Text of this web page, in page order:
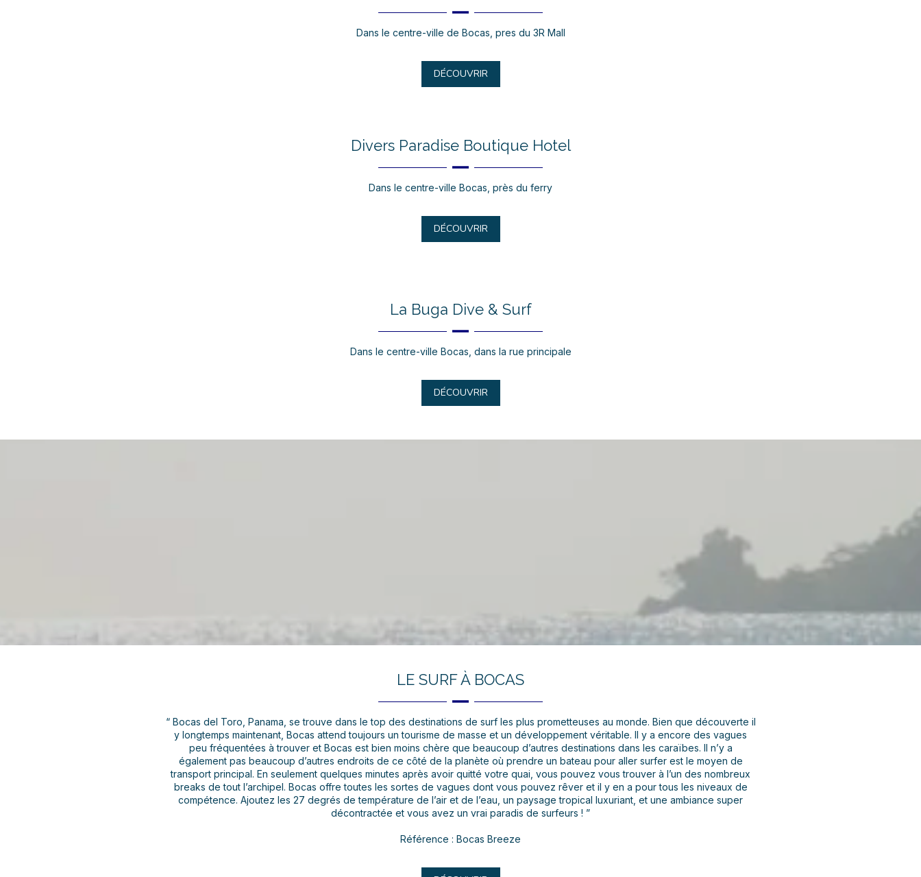
Dans le centre-ville de Bocas, pres du 3R Mall
DÉCOUVRIR
Divers Paradise Boutique Hotel
Dans le centre-ville Bocas, près du ferry
DÉCOUVRIR
La Buga Dive & Surf
Dans le centre-ville Bocas, dans la rue principale
DÉCOUVRIR
LE SURF À BOCAS
“ Bocas del Toro, Panama, se trouve dans le top des destinations de surf les plus prometteuses au monde. Bien que découverte il
y longtemps maintenant, Bocas attend toujours un tourisme de masse et un développement véritable. Il y a encore des vagues
peu fréquentées à trouver et Bocas est bien moins chère que beaucoup d’autres destinations dans les caraïbes. Il n’y a
également pas beaucoup d’autres endroits de ce côté de la planète où prendre un bateau pour aller surfer est le moyen de
transport principal. En seulement quelques minutes après avoir quitté votre quai, vous pouvez vous trouver à l’un des nombreux
breaks de tout l’archipel. Bocas offre toutes les sortes de vagues dont vous pouvez rêver et il y en a pour tous les niveaux de
compétence. Ajoutez les 27 degrés de température de l’air et de l’eau, un paysage tropical luxuriant, et une ambiance super
décontractée et vous avez un vrai paradis de surfeurs ! ”
Référence : Bocas Breeze